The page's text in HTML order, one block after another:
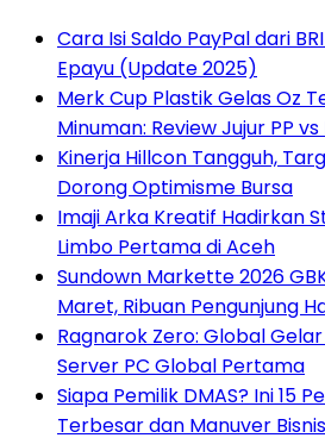
Cara Isi Saldo PayPal dari
Epayu (Update 2025)
Merk Cup Plastik Gelas Oz
Minuman: Review Jujur PP vs
Kinerja Hillcon Tangguh,
Dorong Optimisme Bursa
Imaji Arka Kreatif Hadirkan
Limbo Pertama di Aceh
Sundown Markette 2026
Maret, Ribuan Pengunjung
Ragnarok Zero: Global
Server PC Global Pertama
Siapa Pemilik DMAS? Ini 15
Terbesar dan Manuver